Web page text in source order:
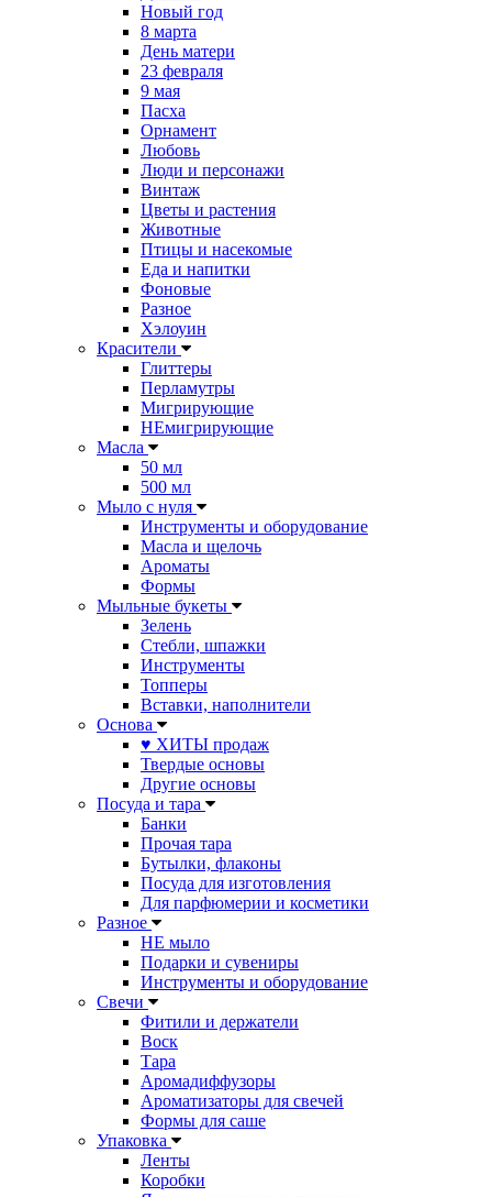
Новый год
8 марта
День матери
23 февраля
9 мая
Пасха
Орнамент
Любовь
Люди и персонажи
Винтаж
Цветы и растения
Животные
Птицы и насекомые
Еда и напитки
Фоновые
Разное
Хэлоуин
Красители
Глиттеры
Перламутры
Мигрирующие
НЕмигрирующие
Масла
50 мл
500 мл
Мыло с нуля
Инструменты и оборудование
Масла и щелочь
Ароматы
Формы
Мыльные букеты
Зелень
Стебли, шпажки
Инструменты
Топперы
Вставки, наполнители
Основа
♥ ХИТЫ продаж
Твердые основы
Другие основы
Посуда и тара
Банки
Прочая тара
Бутылки, флаконы
Посуда для изготовления
Для парфюмерии и косметики
Разное
НЕ мыло
Подарки и сувениры
Инструменты и оборудование
Свечи
Фитили и держатели
Воск
Тара
Аромадиффузоры
Ароматизаторы для свечей
Формы для саше
Упаковка
Ленты
Коробки